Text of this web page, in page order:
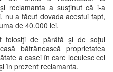
reclamanta a susţinut că i-a
nu a făcut dovada acestui fapt,
de 40.000 lei.
de pârâtă şi de soţul
bătrânească proprietatea
a casei în care locuiesc cei
în prezent reclamanta.